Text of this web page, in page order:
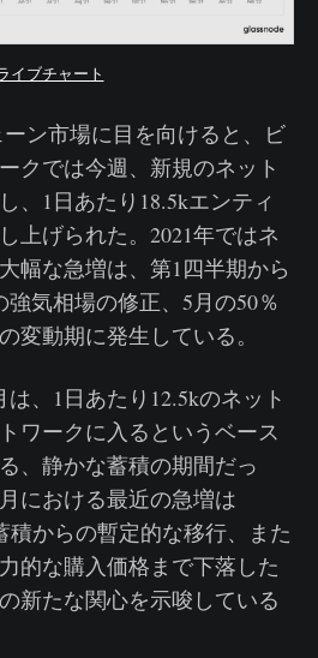
イブチャート
ン市場に目を向けると、ビ
クでは今週、新規のネット
、1日あたり18.5kエンティ
上げられた。2021年ではネ
幅な急増は、第1四半期から
気相場の修正、5月の50％
変動期に発生している。
、1日あたり12.5kのネット
ワークに入るというベース
、静かな蓄積の期間だっ
における最近の急増は
積からの暫定的な移行、また
的な購入価格まで下落した
新たな関心を示唆している